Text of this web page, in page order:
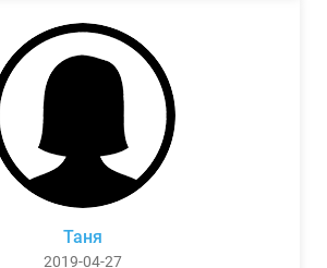
Таня
2019-04-27